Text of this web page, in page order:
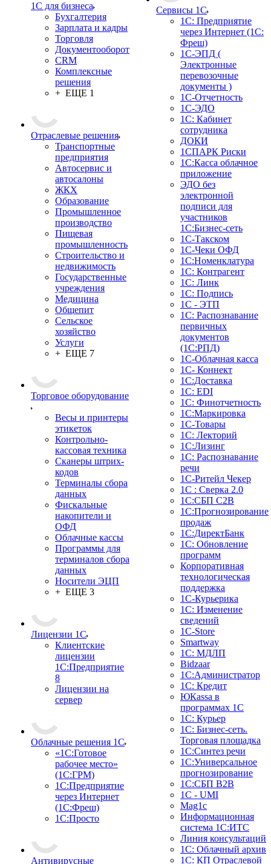
1С для бизнеса
Бухгалтерия
Зарплата и кадры
Торговля
Документооборот
CRM
Комплексные
решения
+ ЕЩЕ 1
Отраслевые решения
Транспортные
предприятия
Автосервис и
автосалоны
ЖКХ
Образование
Промышленное
производство
Пищевая
промышленность
Строительство и
недвижимость
Государственные
учреждения
Медицина
Общепит
Сельское
хозяйство
Услуги
+ ЕЩЕ 7
Торговое оборудование
Весы и принтеры
этикеток
Контрольно-
кассовая техника
Сканеры штрих-
кодов
Терминалы сбора
данных
Фискальные
накопители и
ОФД
Облачные кассы
Программы для
терминалов сбора
данных
Носители ЭЦП
+ ЕЩЕ 3
Лицензии 1С
Клиентские
лицензии
1С:Предприятие
8
Лицензии на
сервер
Облачные решения 1С
«1C:Готовое
рабочее место»
(1С:ГРМ)
1С:Предприятие
через Интернет
(1С:Фреш)
1С:Просто
Антивирусные
Сервисы 1С
1С: Предприятие
через Интернет (1С:
Фреш)
1С-ЭПД (
Электронные
перевозочные
документы )
1С-Отчетность
1С-ЭДО
1С: Кабинет
сотрудника
ДОКИ
1СПАРК Риски
1С:Касса облачное
приложение
ЭДО без
электронной
подписи для
участников
1С:Бизнес-сеть
1С-Такском
1С-Чеки ОФД
1С:Номенклатура
1С: Контрагент
1С: Линк
1С: Подпись
1С - ЭТП
1С: Распознавание
первичных
документов
(1С:РПД)
1С-Облачная касса
1С- Коннект
1С:Доставка
1С: EDI
1С: Финотчетность
1С:Маркировка
1С-Товары
1С: Лекторий
1С:Лизинг
1С: Распознавание
речи
1C-Ритейл Чекер
1С : Сверка 2.0
1С:СБП C2B
1С:Прогнозирование
продаж
1С:ДиректБанк
1С: Обновление
программ
Корпоративная
технологическая
поддержка
1С-Курьерика
1С: Изменение
сведений
1C-Store
Smartway
1С: МДЛП
Bidzaar
1С:Администратор
1С: Кредит
ЮКаssа в
программах 1С
1С: Курьер
1С: Бизнес-сеть.
Торговая площадка
1С:Синтез речи
1С:Универсальное
прогнозирование
1С:СБП B2B
1C - UMI
Mag1c
Информационная
система 1С:ИТС
Линия консультаций
1С: Облачный архив
1С: КП Отраслевой